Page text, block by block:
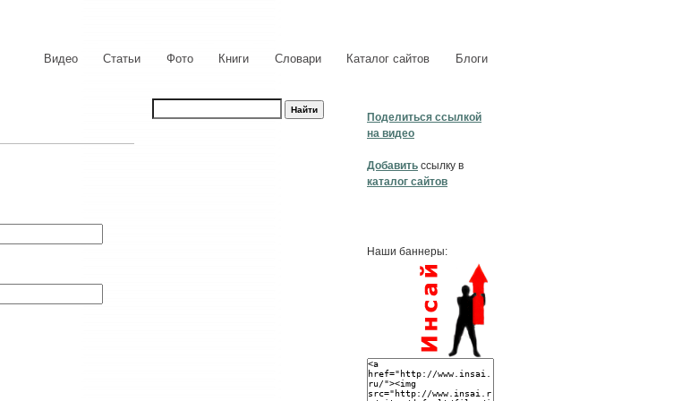
Видео Статьи Фото Книги Словари Каталог сайтов Блоги
Поделиться ссылкой
на видео
Добавить ссылку в
каталог сайтов
Наши баннеры: